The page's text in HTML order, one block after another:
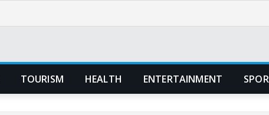
TOURISM HEALTH ENTERTAINMENT